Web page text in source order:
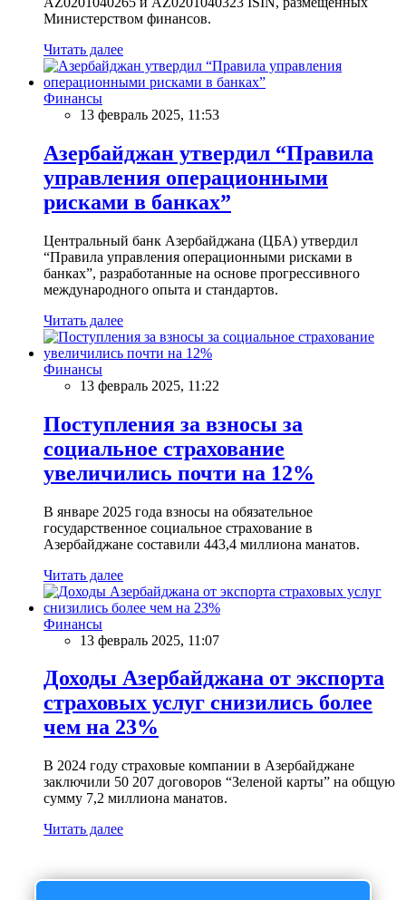
Министерством финансов.
Читать далее
Финансы
13 февраль 2025, 11:53
Азербайджан утвердил “Правила
управления операционными
рисками в банках”
Центральный банк Азербайджана (ЦБА) утвердил
“Правила управления операционными рисками в
банках”, разработанные на основе прогрессивного
международного опыта и стандартов.
Читать далее
Финансы
13 февраль 2025, 11:22
Поступления за взносы за
социальное страхование
увеличились почти на 12%
В январе 2025 года взносы на обязательное
государственное социальное страхование в
Азербайджане составили 443,4 миллиона манатов.
Читать далее
Финансы
13 февраль 2025, 11:07
Доходы Азербайджана от экспорта
страховых услуг снизились более
чем на 23%
В 2024 году страховые компании в Азербайджане
заключили 50 207 договоров “Зеленой карты” на общую
сумму 7,2 миллиона манатов.
Читать далее